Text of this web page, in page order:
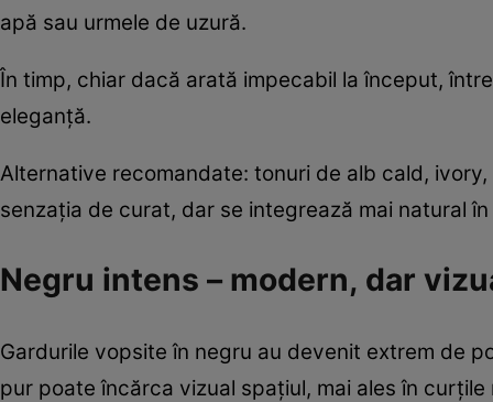
apă sau urmele de uzură.
În timp, chiar dacă arată impecabil la început,
eleganță.
Alternative recomandate: tonuri de alb cald,
senzația de curat, dar se integrează mai natural
Negru intens – modern, dar
Gardurile vopsite în negru au devenit extrem de
pur poate încărca vizual spațiul, mai ales în